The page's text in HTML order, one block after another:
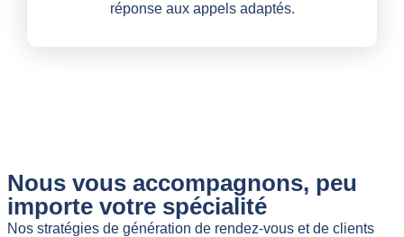
réponse aux appels adaptés.
Nous vous accompagnons, peu
importe votre spécialité
Nos stratégies de génération de rendez-vous et de clients